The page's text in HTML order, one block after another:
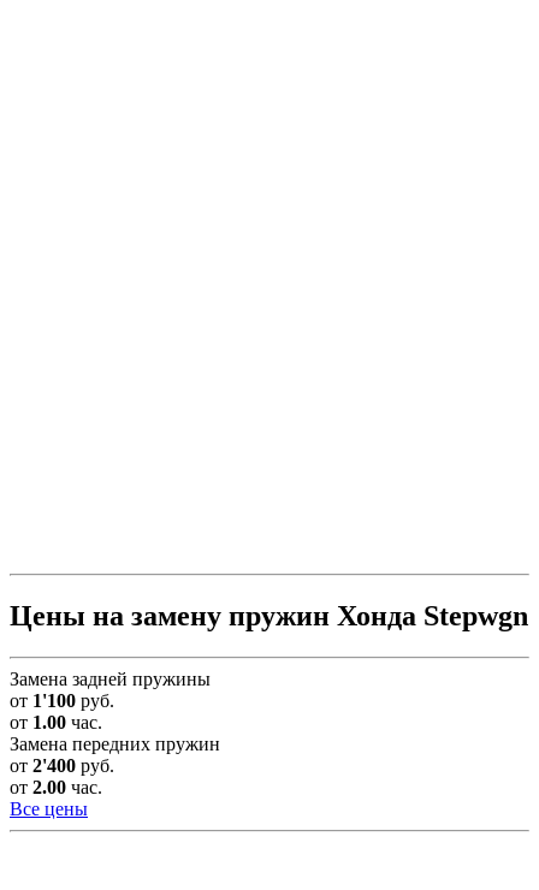
Цены на замену пружин Хонда Stepwgn
Замена задней пружины
от 1'100 руб.
от 1.00 час.
Замена передних пружин
от 2'400 руб.
от 2.00 час.
Все цены